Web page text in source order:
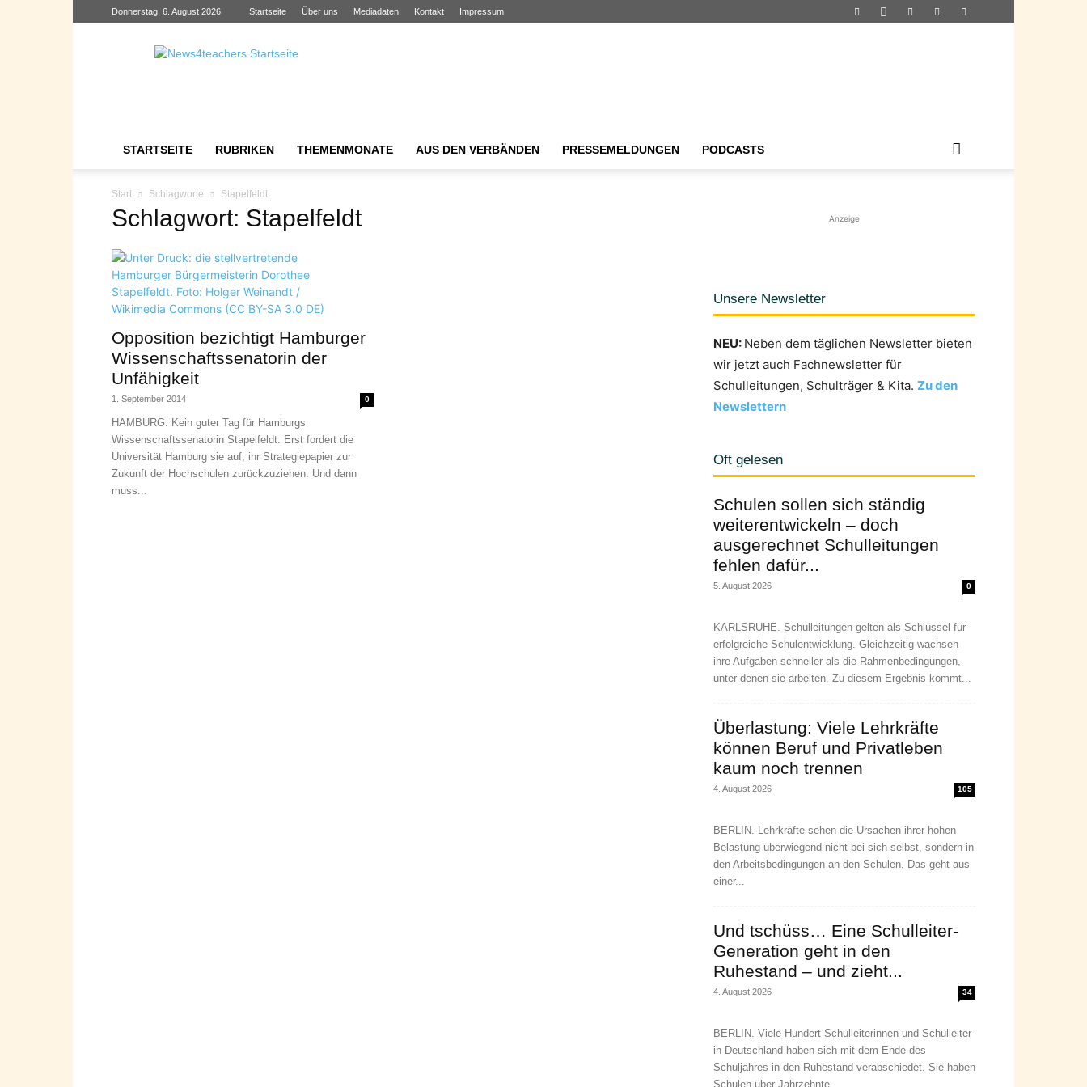
Donnerstag, 6. August 2026 Startseite Über uns Mediadaten Kontakt Impressum
News4teachers
STARTSEITE RUBRIKEN THEMENMONATE AUS DEN VERBÄNDEN PRESSEMELDUNGEN PODCASTS
Start Schlagworte Stapelfeldt
Schlagwort: Stapelfeldt
Opposition bezichtigt Hamburger
Wissenschaftssenatorin der
Unfähigkeit
1. September 2014 0
HAMBURG. Kein guter Tag für Hamburgs
Wissenschaftssenatorin Stapelfeldt: Erst fordert die
Universität Hamburg sie auf, ihr Strategiepapier zur
Zukunft der Hochschulen zurückzuziehen. Und dann
muss...
Anzeige
Unsere Newsletter
NEU: Neben dem täglichen Newsletter bieten
wir jetzt auch Fachnewsletter für
Schulleitungen, Schulträger & Kita. Zu den
Newslettern
Oft gelesen
Schulen sollen sich ständig
weiterentwickeln – doch
ausgerechnet Schulleitungen
fehlen dafür...
5. August 2026 0
KARLSRUHE. Schulleitungen gelten als Schlüssel für
erfolgreiche Schulentwicklung. Gleichzeitig wachsen
ihre Aufgaben schneller als die Rahmenbedingungen,
unter denen sie arbeiten. Zu diesem Ergebnis kommt...
Überlastung: Viele Lehrkräfte
können Beruf und Privatleben
kaum noch trennen
4. August 2026 105
BERLIN. Lehrkräfte sehen die Ursachen ihrer hohen
Belastung überwiegend nicht bei sich selbst, sondern in
den Arbeitsbedingungen an den Schulen. Das geht aus
einer...
Und tschüss… Eine Schulleiter-
Generation geht in den
Ruhestand – und zieht...
4. August 2026 34
BERLIN. Viele Hundert Schulleiterinnen und Schulleiter
in Deutschland haben sich mit dem Ende des
Schuljahres in den Ruhestand verabschiedet. Sie haben
Schulen über Jahrzehnte...